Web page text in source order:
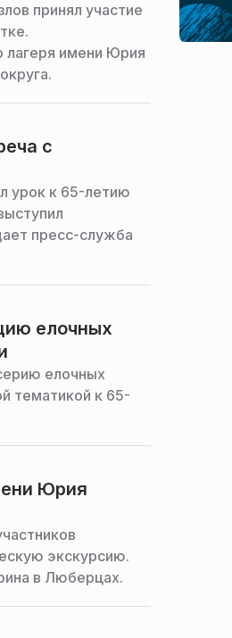
принял участие
лагеря имени Юрия
с
урок к 65-летию
пресс-служба
елочных
елочных
тематикой к 65-
Юрия
экскурсию.
в Люберцах.